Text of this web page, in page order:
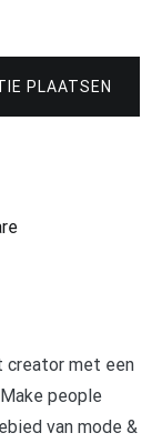
PLAATSEN
creator met een
people
van mode &